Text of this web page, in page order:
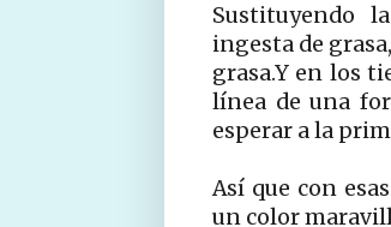
Sustituyendo
ingesta de
grasa.Y en los
línea de una
esperar a la
Así que con
un color